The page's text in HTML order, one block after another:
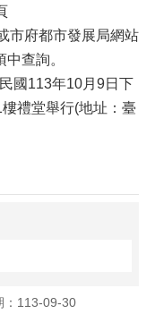
市府都市發展局網站
查詢。
國113年10月9日下
禮堂舉行(地址：臺
：113-09-30